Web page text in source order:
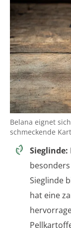
Belana eignet
schmeckende
Sieglinde:
Sieglinde
hat eine